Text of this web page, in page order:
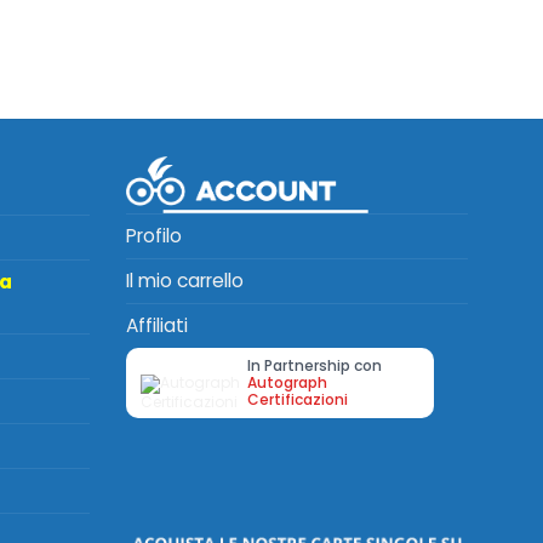
Profilo
Il mio carrello
Affiliati
In Partnership con
Autograph
Certificazioni